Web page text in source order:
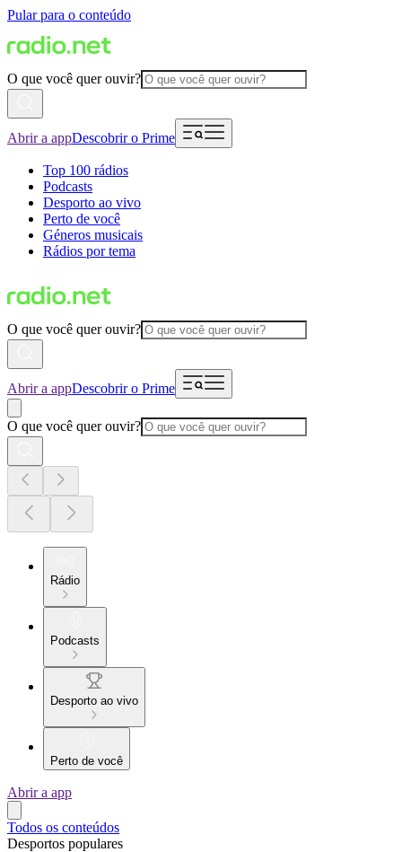
Pular para o conteúdo
O que você quer ouvir?
Abrir a appDescobrir o Prime
Top 100 rádios
Podcasts
Desporto ao vivo
Perto de você
Géneros musicais
Rádios por tema
O que você quer ouvir?
Abrir a appDescobrir o Prime
O que você quer ouvir?
Rádio
Podcasts
Desporto ao vivo
Perto de você
Abrir a app
Todos os conteúdos
Desportos populares